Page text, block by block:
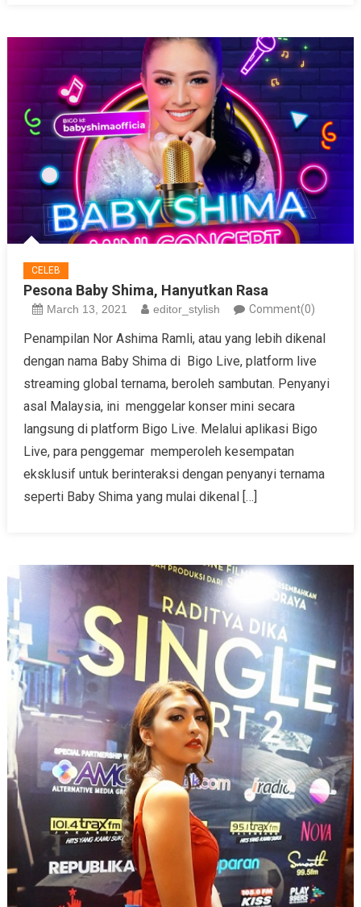
CELEB
Pesona Baby Shima, Hanyutkan Rasa
March 13, 2021 editor_stylish Comment(0)
Penampilan Nor Ashima Ramli, atau yang lebih dikenal
dengan nama Baby Shima di Bigo Live, platform live
streaming global ternama, beroleh sambutan. Penyanyi
asal Malaysia, ini menggelar konser mini secara
langsung di platform Bigo Live. Melalui aplikasi Bigo
Live, para penggemar memperoleh kesempatan
eksklusif untuk berinteraksi dengan penyanyi ternama
seperti Baby Shima yang mulai dikenal […]